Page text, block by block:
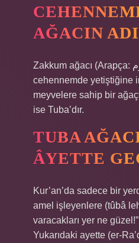
AĞACIN
Zakkum ağacı (Arapça: زقوم), İslam’a göre,
cehennemde yetiştiğine
meyvelere sahip bir
ise Tuba’dır.
TUBA
ÂYETTE
Kur’an’da sadece bir
amel işleyenlere (tûbâ
varacakları yer ne
Yukarıdaki ayette (er-